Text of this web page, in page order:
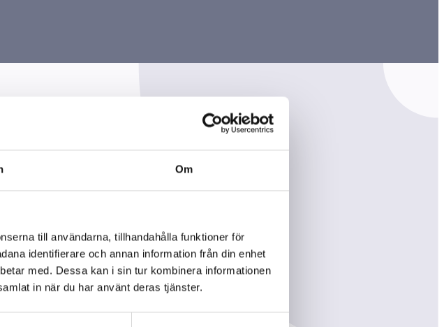
Om
till användarna, tillhandahålla funktioner för
identifierare och annan information från din enhet
med. Dessa kan i sin tur kombinera informationen
in när du har använt deras tjänster.